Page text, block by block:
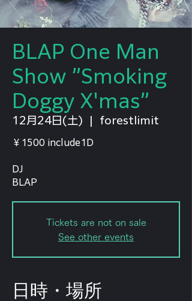
BLAP One Man
Show ”Smoking
Doggy X'mas”
12月24日(土) forestlimit
￥1500 include1D
DJ
BLAP
Tickets are not on sale
See other events
日時・場所